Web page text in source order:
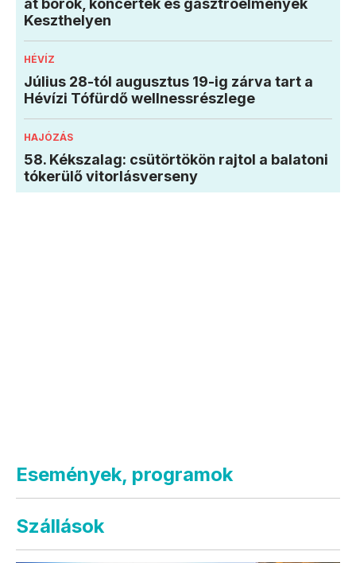
át borok, koncertek és gasztroélmények
Keszthelyen
HÉVÍZ
Július 28-tól augusztus 19-ig zárva tart a
Hévízi Tófürdő wellnessrészlege
HAJÓZÁS
58. Kékszalag: csütörtökön rajtol a balatoni
tókerülő vitorlásverseny
Események, programok
Szállások